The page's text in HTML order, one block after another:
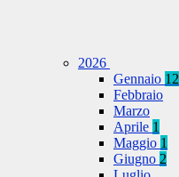
2026
Gennaio 12
Febbraio
Marzo
Aprile 1
Maggio 1
Giugno 2